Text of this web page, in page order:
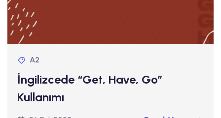
A2
İngilizcede “Get, Have, Go”
Kullanımı